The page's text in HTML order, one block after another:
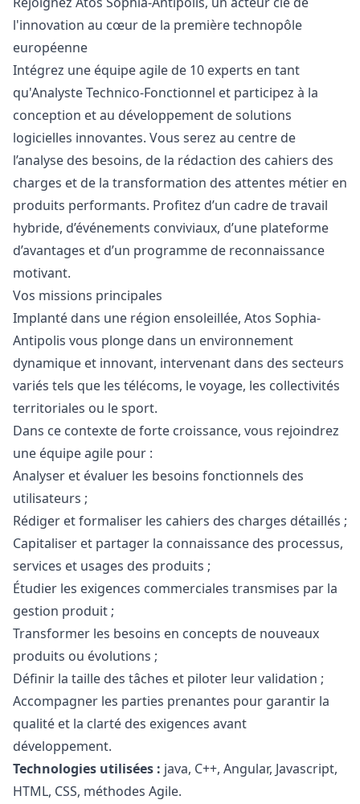
l'innovation au cœur de la première technopôle
européenne
Intégrez une équipe agile de 10 experts en tant
qu'Analyste Technico-Fonctionnel et participez à la
conception et au développement de solutions
logicielles innovantes. Vous serez au centre de
l’analyse des besoins, de la rédaction des cahiers des
charges et de la transformation des attentes métier en
produits performants. Profitez d’un cadre de travail
hybride, d’événements conviviaux, d’une plateforme
d’avantages et d’un programme de reconnaissance
motivant.
Vos missions principales
Implanté dans une région ensoleillée, Atos Sophia-
Antipolis vous plonge dans un environnement
dynamique et innovant, intervenant dans des secteurs
variés tels que les télécoms, le voyage, les collectivités
territoriales ou le sport.
Dans ce contexte de forte croissance, vous rejoindrez
une équipe agile pour :
Analyser et évaluer les besoins fonctionnels des
utilisateurs ;
Rédiger et formaliser les cahiers des charges détaillés ;
Capitaliser et partager la connaissance des processus,
services et usages des produits ;
Étudier les exigences commerciales transmises par la
gestion produit ;
Transformer les besoins en concepts de nouveaux
produits ou évolutions ;
Définir la taille des tâches et piloter leur validation ;
Accompagner les parties prenantes pour garantir la
qualité et la clarté des exigences avant
développement.
Technologies utilisées : java, C++, Angular, Javascript,
HTML, CSS, méthodes Agile.